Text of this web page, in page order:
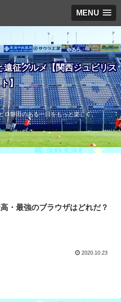
MENU
遠征グルメ【関西ジュビリス
ト】
ロ磐田のある一日をもっと楽しく。
・最強のブラウザはどれだ？
2020.10.23